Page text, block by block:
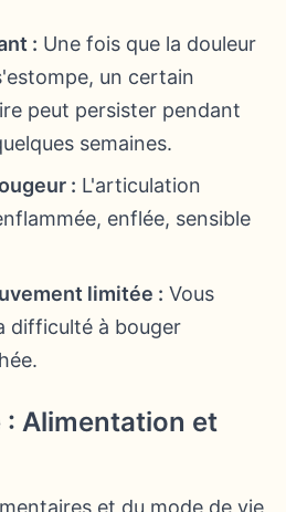
: Une fois que la douleur
un certain
peut persister pendant
semaines.
: L'articulation
enflée, sensible
limitée : Vous
difficulté à bouger
: Alimentation et
et du mode de vie